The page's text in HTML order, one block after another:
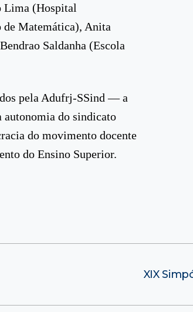
Lima (Hospital
Matemática), Anita
Saldanha (Escola
pela Adufrj-SSind — a
autonomia do sindicato
do movimento docente
do Ensino Superior.
XIX